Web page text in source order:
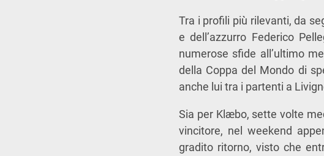
Tra i profili più rilevanti, da
e dell’azzurro Federico
numerose sfide all’ultimo
della Coppa del Mondo di
anche lui tra i partenti a
Sia per Klæbo, sette volte
vincitore, nel weekend
gradito ritorno, visto che